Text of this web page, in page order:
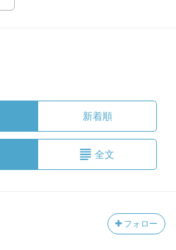
新着順
全文
フォロー